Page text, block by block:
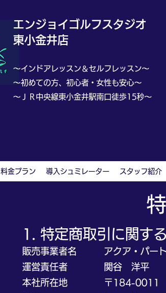
エンジョイゴルフスタジオ
東小金井店
～インドアレッスン＆セルフレッスン～
～初めての方、初心者・女性も安心～
​～ＪＲ中央線東小金井駅南口徒歩15秒～
料金プラン 導入シュミレーター スタッフ紹介
1. 特定商取引に関す
販売事業者名 アクア・パート
運営責任者 関谷 洋平
本社所在地 〒184-0011 東